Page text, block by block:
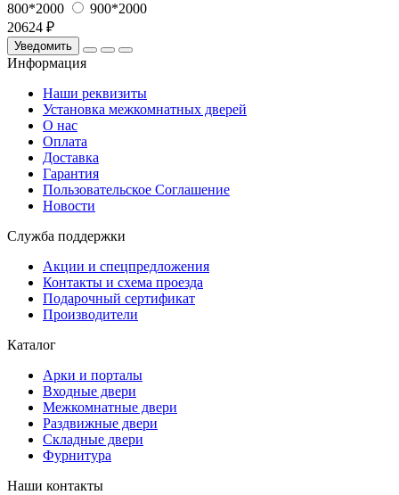
800*2000
900*2000
20624 ₽
Уведомить
Информация
Наши реквизиты
Установка межкомнатных дверей
О нас
Оплата
Доставка
Гарантия
Пользовательское Соглашение
Новости
Служба поддержки
Акции и спецпредложения
Контакты и схема проезда
Подарочный сертификат
Производители
Каталог
Арки и порталы
Входные двери
Межкомнатные двери
Раздвижные двери
Складные двери
Фурнитура
Наши контакты